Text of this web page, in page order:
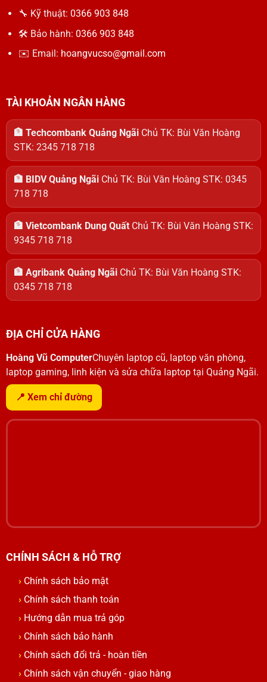
🔧 Kỹ thuật: 0366 903 848
🛠 Bảo hành: 0366 903 848
✉️ Email: hoangvucso@gmail.com
TÀI KHOẢN NGÂN HÀNG
🏦 Techcombank Quảng NgãiChủ TK: Bùi Văn Hoàng
STK: 2345 718 718
🏦 BIDV Quảng NgãiChủ TK: Bùi Văn Hoàng STK: 0345
718 718
🏦 Vietcombank Dung QuấtChủ TK: Bùi Văn Hoàng STK:
9345 718 718
🏦 Agribank Quảng NgãiChủ TK: Bùi Văn Hoàng STK:
0345 718 718
ĐỊA CHỈ CỬA HÀNG
Hoàng Vũ ComputerChuyên laptop cũ, laptop văn phòng,
laptop gaming, linh kiện và sửa chữa laptop tại Quảng Ngãi.
📍 Xem chỉ đường
CHÍNH SÁCH & HỖ TRỢ
Chính sách bảo mật
Chính sách thanh toán
Hướng dẫn mua trả góp
Chính sách bảo hành
Chính sách đổi trả - hoàn tiền
Chính sách vận chuyển - giao hàng